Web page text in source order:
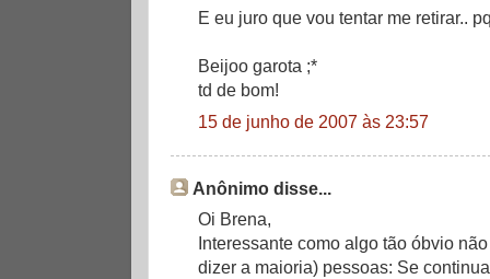
E eu juro que vou tentar me retirar..
Beijoo garota ;*
td de bom!
15 de junho de 2007 às 23:57
Anônimo disse...
Oi Brena,
Interessante como algo tão óbvio
dizer a maioria) pessoas: Se